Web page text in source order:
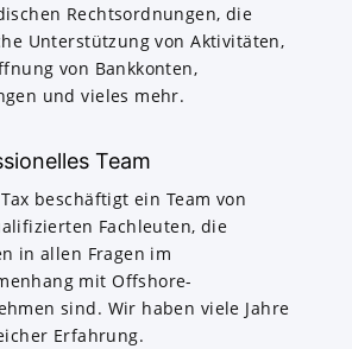
Rechtsordnungen, die
Unterstützung von Aktivitäten,
von Bankkonten,
und vieles mehr.
Team
beschäftigt ein Team von
Fachleuten, die
in allen Fragen im
mit Offshore-
sind. Wir haben viele Jahre
Erfahrung.